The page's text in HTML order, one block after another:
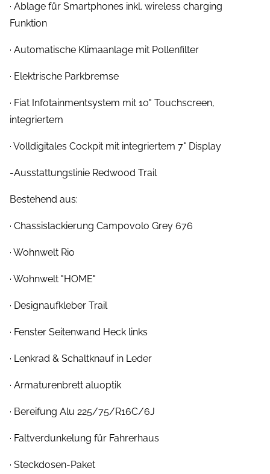
· Ablage für Smartphones inkl. wireless charging
Funktion
· Automatische Klimaanlage mit Pollenfilter
· Elektrische Parkbremse
· Fiat Infotainmentsystem mit 10" Touchscreen,
integriertem
· Volldigitales Cockpit mit integriertem 7" Display
-Ausstattungslinie Redwood Trail
Bestehend aus:
· Chassislackierung Campovolo Grey 676
· Wohnwelt Rio
· Wohnwelt "HOME"
· Designaufkleber Trail
· Fenster Seitenwand Heck links
· Lenkrad & Schaltknauf in Leder
· Armaturenbrett aluoptik
· Bereifung Alu 225/75/R16C/6J
· Faltverdunkelung für Fahrerhaus
· Steckdosen-Paket